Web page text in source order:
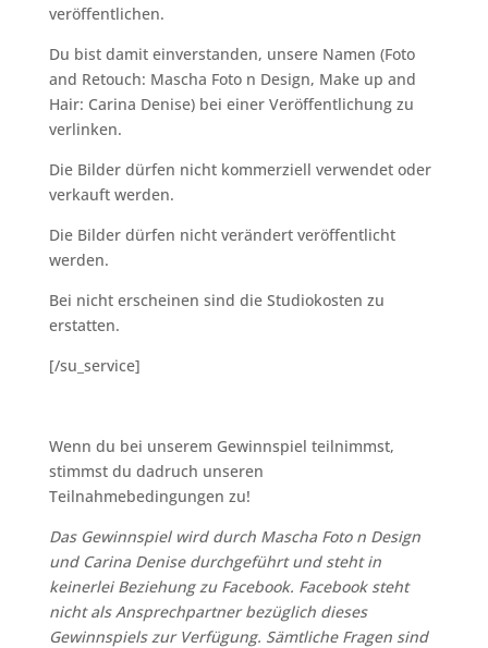
veröffentlichen.
Du bist damit einverstanden, unsere Namen (Foto
and Retouch: Mascha Foto n Design, Make up and
Hair: Carina Denise) bei einer Veröffentlichung zu
verlinken.
Die Bilder dürfen nicht kommerziell verwendet oder
verkauft werden.
Die Bilder dürfen nicht verändert veröffentlicht
werden.
Bei nicht erscheinen sind die Studiokosten zu
erstatten.
[/su_service]
Wenn du bei unserem Gewinnspiel teilnimmst,
stimmst du dadruch unseren
Teilnahmebedingungen zu!
Das Gewinnspiel wird durch Mascha Foto n Design
und Carina Denise durchgeführt und steht in
keinerlei Beziehung zu Facebook. Facebook steht
nicht als Ansprechpartner bezüglich dieses
Gewinnspiels zur Verfügung. Sämtliche Fragen sind